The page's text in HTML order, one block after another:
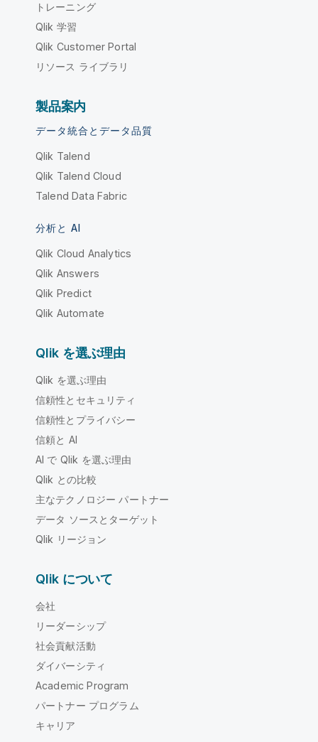
トレーニング
Qlik 学習
Qlik Customer Portal
リソース ライブラリ
製品案内
データ統合とデータ品質
Qlik Talend
Qlik Talend Cloud
Talend Data Fabric
分析と AI
Qlik Cloud Analytics
Qlik Answers
Qlik Predict
Qlik Automate
Qlik を選ぶ理由
Qlik を選ぶ理由
信頼性とセキュリティ
信頼性とプライバシー
信頼と AI
AI で Qlik を選ぶ理由
Qlik との比較
主なテクノロジー パートナー
データ ソースとターゲット
Qlik リージョン
Qlik について
会社
リーダーシップ
社会貢献活動
ダイバーシティ
Academic Program
パートナー プログラム
キャリア